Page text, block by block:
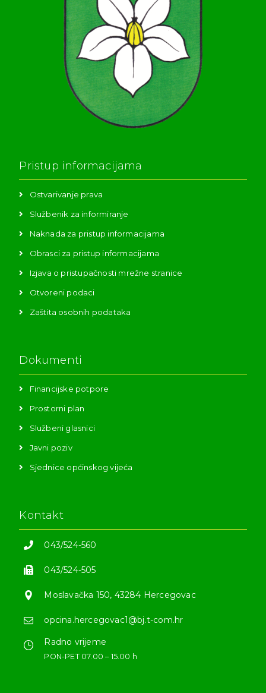
Pristup informacijama
Ostvarivanje prava
Službenik za informiranje
Naknada za pristup informacijama
Obrasci za pristup informacijama
Izjava o pristupačnosti mrežne stranice
Otvoreni podaci
Zaštita osobnih podataka
Dokumenti
Financijske potpore
Prostorni plan
Službeni glasnici
Javni poziv
Sjednice općinskog vijeća
Kontakt
043/524-560
043/524-505
Moslavačka 150, 43284 Hercegovac
opcina.hercegovac1@bj.t-com.hr
Radno vrijeme
PON-PET 07.00 – 15.00 h